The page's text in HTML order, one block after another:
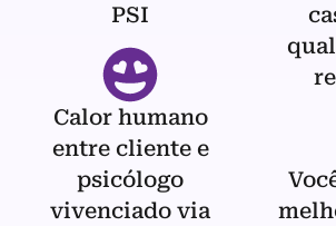
PSI
Calor humano
entre cliente e
psicólogo
vivenciado via